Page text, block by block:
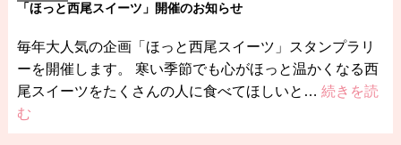
「ほっと西尾スイーツ」開催のお知らせ
毎年大人気の企画「ほっと西尾スイーツ」スタンプラリ
ーを開催します。 寒い季節でも心がほっと温かくなる西
尾スイーツをたくさんの人に食べてほしいと… 続きを読
む